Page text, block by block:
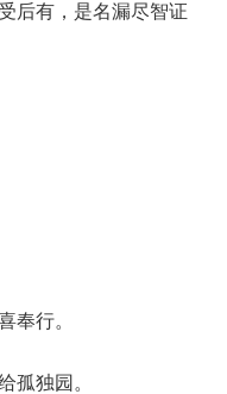
后有，是名漏尽智证
奉行。
孤独园。